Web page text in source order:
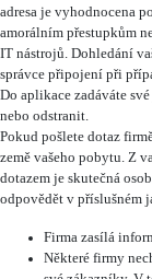
adresa je vyhodnocena
amorálním přestupkům
IT nástrojů. Dohledání
správce připojení při
Do aplikace zadáváte
nebo odstranit.
Pokud pošlete dotaz
země vašeho pobytu. Z
dotazem je skutečná
odpovědět v příslušném
Firma zasílá
Některé firmy